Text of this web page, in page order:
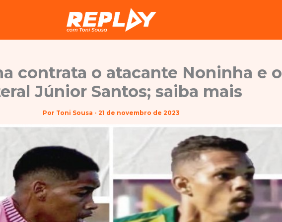
contrata o atacante Noninha e o
Júnior Santos; saiba mais
Por Toni Sousa - 21 de novembro de 2023